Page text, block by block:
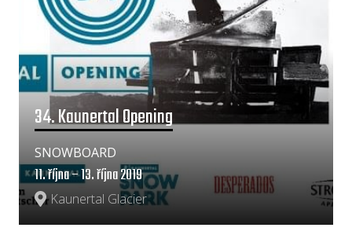
34. Kaunertal Opening
Kaunertal Glacier
11. října – 13. října 2019
SNOWBOARD